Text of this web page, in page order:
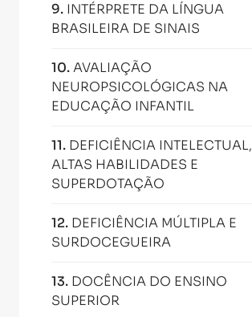
9. INTÉRPRETE DA LÍNGUA
BRASILEIRA DE SINAIS
10.AVALIAÇÃO
NEUROPSICOLÓGICAS NA
EDUCAÇÃO INFANTIL
11. DEFICIÊNCIA INTELECTUAL,
ALTAS HABILIDADES E
SUPERDOTAÇÃO
12. DEFICIÊNCIA MÚLTIPLA E
SURDOCEGUEIRA
13. DOCÊNCIA DO ENSINO
SUPERIOR